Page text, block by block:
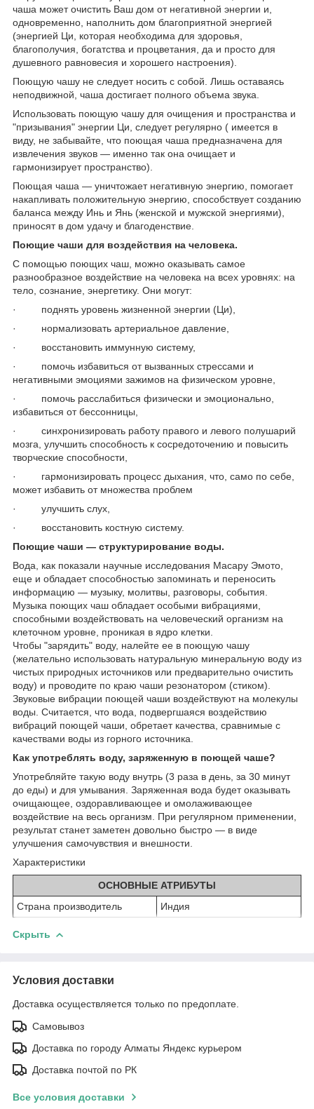
чаша может очистить Ваш дом от негативной энергии и,
одновременно, наполнить дом благоприятной энергией
(энергией Ци, которая необходима для здоровья,
благополучия, богатства и процветания, да и просто для
душевного равновесия и хорошего настроения).
Поющую чашу не следует носить с собой. Лишь оставаясь
неподвижной, чаша достигает полного объема звука.
Использовать поющую чашу для очищения и пространства и
"призывания" энергии Ци, следует регулярно ( имеется в
виду, не забывайте, что поющая чаша предназначена для
извлечения звуков ― именно так она очищает и
гармонизирует пространство).
Поющая чаша ― уничтожает негативную энергию, помогает
накапливать положительную энергию, способствует созданию
баланса между Инь и Янь (женской и мужской энергиями),
приносят в дом удачу и благоденствие.
Поющие чаши для воздействия на человека.
С помощью поющих чаш, можно оказывать самое
разнообразное воздействие на человека на всех уровнях: на
тело, сознание, энергетику. Они могут:
· поднять уровень жизненной энергии (Ци),
· нормализовать артериальное давление,
· восстановить иммунную систему,
· помочь избавиться от вызванных стрессами и
негативными эмоциями зажимов на физическом уровне,
· помочь расслабиться физически и эмоционально,
избавиться от бессонницы,
· синхронизировать работу правого и левого полушарий
мозга, улучшить способность к сосредоточению и повысить
творческие способности,
· гармонизировать процесс дыхания, что, само по себе,
может избавить от множества проблем
· улучшить слух,
· восстановить костную систему.
Поющие чаши ― структурирование воды.
Вода, как показали научные исследования Масару Эмото,
еще и обладает способностью запоминать и переносить
информацию ― музыку, молитвы, разговоры, события.
Музыка поющих чаш обладает особыми вибрациями,
способными воздействовать на человеческий организм на
клеточном уровне, проникая в ядро клетки.
Чтобы "зарядить" воду, налейте ее в поющую чашу
(желательно использовать натуральную минеральную воду из
чистых природных источников или предварительно очистить
воду) и проводите по краю чаши резонатором (стиком).
Звуковые вибрации поющей чаши воздействуют на молекулы
воды. Считается, что вода, подвергшаяся воздействию
вибраций поющей чаши, обретает качества, сравнимые с
качествами воды из горного источника.
Как употреблять воду, заряженную в поющей чаше?
Употребляйте такую воду внутрь (3 раза в день, за 30 минут
до еды) и для умывания. Заряженная вода будет оказывать
очищающее, оздоравливающее и омолаживающее
воздействие на весь организм. При регулярном применении,
результат станет заметен довольно быстро ― в виде
улучшения самочувствия и внешности.
Характеристики
ОСНОВНЫЕ АТРИБУТЫ
Страна производитель
Индия
Скрыть
Условия доставки
Доставка осуществляется только по предоплате.
Самовывоз
Доставка по городу Алматы Яндекс курьером
Доставка почтой по РК
Все условия доставки